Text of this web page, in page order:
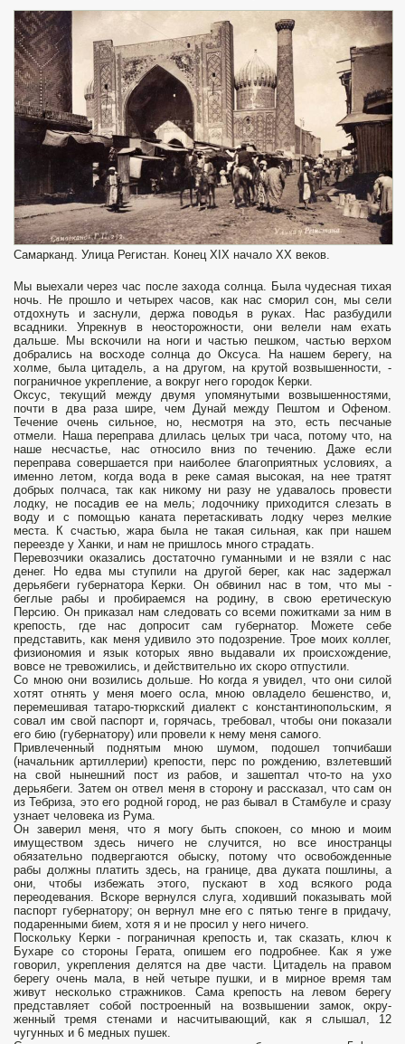
Самарканд. Улица Регистан. Конец XIX начало XX веков.
Мы выехали через час после захода солнца. Была чудесная тихая
ночь. Не прошло и четырех часов, как нас сморил сон, мы сели
отдохнуть и заснули, держа поводья в руках. Нас разбудили
всадники. Упрекнув в неосторожности, они велели нам ехать
дальше. Мы вскочили на ноги и частью пешком, частью верхом
добрались на восходе солнца до Оксуса. На нашем берегу, на
холме, была цитадель, а на другом, на крутой возвышенности, -
пограничное укрепление, а вокруг него городок Керки.
Оксус, текущий между двумя упомянутыми возвышенностя­ми,
почти в два раза шире, чем Дунай между Пештом и Офеном.
Течение очень сильное, но, несмотря на это, есть песчаные
отмели. Наша переправа длилась целых три часа, потому что, на
наше несчастье, нас относило вниз по течению. Даже если
переправа совершается при наиболее благоприятных условиях, а
именно летом, когда вода в реке самая высокая, на нее тратят
добрых полчаса, так как никому ни разу не удавалось провести
лодку, не посадив ее на мель; лодочнику приходится слезать в
воду и с помощью каната перетаскивать лодку через мелкие
места. К счастью, жара была не такая сильная, как при нашем
переезде у Ханки, и нам не пришлось много страдать.
Перевозчи­ки оказались достаточно гуманными и не взяли с нас
денег. Но едва мы ступили на другой берег, как нас задержал
дерьябеги губернатора Керки. Он обвинил нас в том, что мы -
беглые рабы и пробираемся на родину, в свою еретическую
Персию. Он приказал нам следовать со всеми пожитками за ним в
крепость, где нас допросит сам губернатор. Можете себе
представить, как меня удивило это подозрение. Трое моих коллег,
физиономия и язык которых явно выдавали их происхождение,
вовсе не тревожились, и действительно их скоро отпустили.
Со мною они возились дольше. Но когда я увидел, что они силой
хотят отнять у меня моего осла, мною овладело бешенство, и,
перемешивая татаро-тюркский диалект с константинопольским, я
совал им свой паспорт и, горячась, требовал, чтобы они показали
его бию (губернатору) или провели к нему меня самого.
Привлеченный поднятым мною шумом, подошел топчибаши
(начальник артиллерии) крепости, перс по рождению, взлетевший
на свой нынешний пост из рабов, и зашептал что-то на ухо
дерьябеги. Затем он отвел меня в сторону и рассказал, что сам он
из Тебриза, это его родной город, не раз бывал в Стамбуле и сразу
узнает человека из Рума.
Он заверил меня, что я могу быть спокоен, со мною и моим
имуществом здесь ничего не случится, но все иностранцы
обязательно подвергаются обыску, потому что освобожденные
рабы должны платить здесь, на границе, два дуката пошлины, а
они, чтобы избежать этого, пускают в ход всякого рода
переодевания. Вскоре вернулся слуга, ходивший показывать мой
паспорт губернатору; он вернул мне его с пятью тенге в придачу,
подаренными бием, хотя я и не просил у него ничего.
Поскольку Керки - пограничная крепость и, так сказать, ключ к
Бухаре со стороны Герата, опишем его подробнее. Как я уже
говорил, укрепления делятся на две части. Цитадель на правом
берегу очень мала, в ней четыре пушки, и в мирное время там
живут несколько стражников. Сама крепость на левом берегу
представляет собой построенный на возвышении замок, окру­
женный тремя стенами и насчитывающий, как я слышал, 12
чугунных и 6 медных пушек.